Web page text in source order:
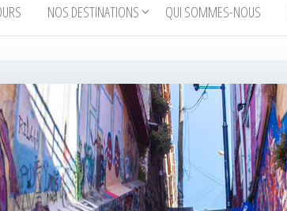
NOS DESTINATIONS QUI SOMMES-NOUS